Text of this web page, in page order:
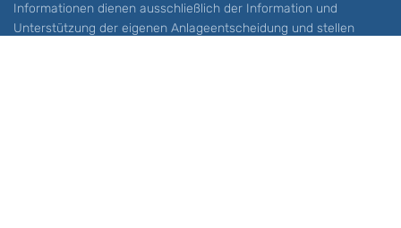
Informationen dienen ausschließlich der Information und
Unterstützung der eigenen Anlageentscheidung und stellen